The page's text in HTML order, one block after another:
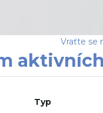
Vraťte se
Typ